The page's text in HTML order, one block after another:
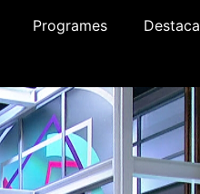
Programes Destacat